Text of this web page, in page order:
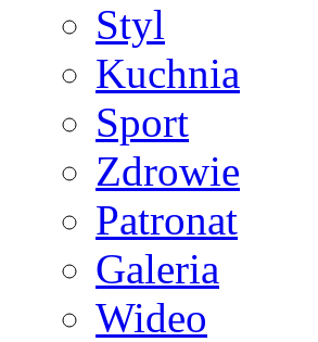
Styl
Kuchnia
Sport
Zdrowie
Patronat
Galeria
Wideo